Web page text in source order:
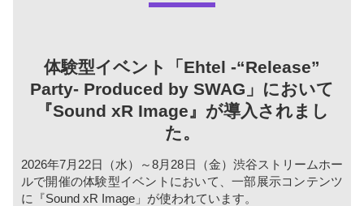
体験型イベント「Ehtel -“Release”
Party- Produced by SWAG」において
『Sound xR Image』が導入されまし
た。
2026年7月22日（水）～8月28日（金）渋谷ストリームホー
ルで開催の体験型イベントにおいて、一部展示コンテンツ
に『Sound xR Image」が使われています。